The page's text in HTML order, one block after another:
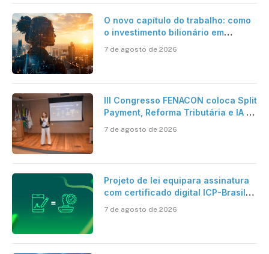
O novo capítulo do trabalho: como
o investimento bilionário em
verdadeira era da inteligência
7 de agosto de 2026
III Congresso FENACON coloca Split
Payment, Reforma Tributária e IA no
7 de agosto de 2026
Projeto de lei equipara assinatura
com certificado digital ICP-Brasil
cartório
7 de agosto de 2026